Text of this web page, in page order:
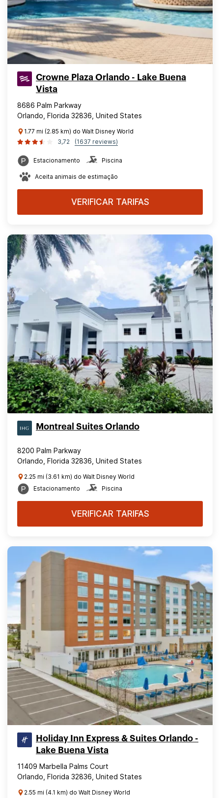
Crowne Plaza Orlando - Lake Buena
Vista
8686 Palm Parkway
Orlando, Florida 32836, United States
1.77 mi (2.85 km) do Walt Disney World
3,72
(1637 reviews)
Estacionamento Piscina
Aceita animais de estimação
VERIFICAR TARIFAS
Montreal Suites Orlando
8200 Palm Parkway
Orlando, Florida 32836, United States
2.25 mi (3.61 km) do Walt Disney World
Estacionamento
Piscina
VERIFICAR TARIFAS
Holiday Inn Express & Suites Orlando -
Lake Buena Vista
11409 Marbella Palms Court
Orlando, Florida 32836, United States
2.55 mi (4.1 km) do Walt Disney World